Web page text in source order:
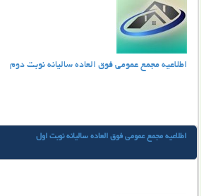
اطلاعیه مجمع عمومی فوق العاده سالیانه نوبت دوم
اطلاعیه مجمع عمومی فوق العاده سالیانه نوبت اول